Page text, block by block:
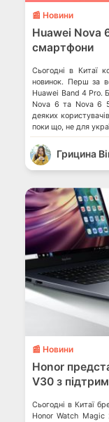
📰 Новини
Huawei Nova
смартфони
Сьогодні в Китаї
новинок. Перш за
Huawei Band 4 Pro.
Nova 6 та Nova 6
деяких
поки що, не для
Грицина
📰 Новини
Honor
V30 з
Сьогодні в Китаї
Honor Watch Magic